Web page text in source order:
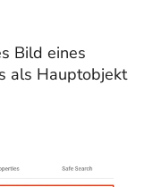
Bild eines
als Hauptobjekt